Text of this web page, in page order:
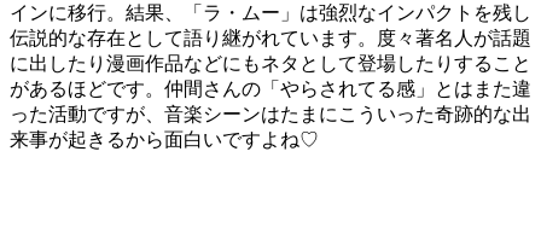
インに移行。結果、「ラ・ムー」は強烈なインパクトを残し
伝説的な存在として語り継がれています。度々著名人が話題
に出したり漫画作品などにもネタとして登場したりすること
があるほどです。仲間さんの「やらされてる感」とはまた違
った活動ですが、音楽シーンはたまにこういった奇跡的な出
来事が起きるから面白いですよね♡